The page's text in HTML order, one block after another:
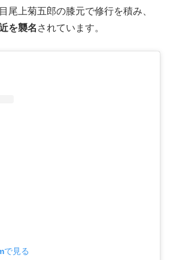
尾上菊五郎の膝元で修行を積み、
を襲名 されています。
で見る